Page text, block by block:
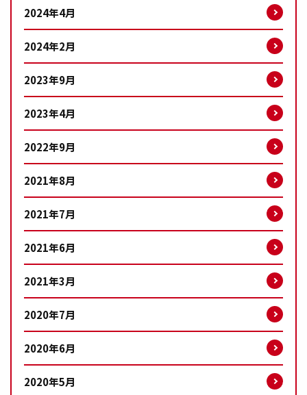
2024年4月
2024年2月
2023年9月
2023年4月
2022年9月
2021年8月
2021年7月
2021年6月
2021年3月
2020年7月
2020年6月
2020年5月